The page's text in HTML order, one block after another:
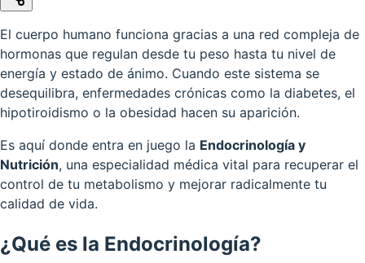
El cuerpo humano funciona gracias a una red compleja de
hormonas que regulan desde tu peso hasta tu nivel de
energía y estado de ánimo. Cuando este sistema se
desequilibra, enfermedades crónicas como la diabetes, el
hipotiroidismo o la obesidad hacen su aparición.
Es aquí donde entra en juego la Endocrinología y
Nutrición, una especialidad médica vital para recuperar el
control de tu metabolismo y mejorar radicalmente tu
calidad de vida.
¿Qué es la Endocrinología?